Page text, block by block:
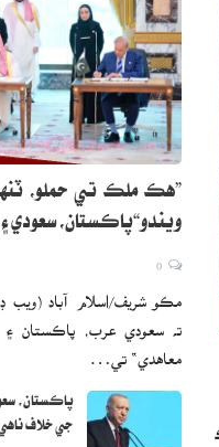
”هڪ ملڪ تي حملو،
ويندو“پاڪستان،
مڪو شريف/اسلام آباد
ته سعودي عرب، پاڪستان
معاهدي“ تي…
پاڪستان،
جي خلاف